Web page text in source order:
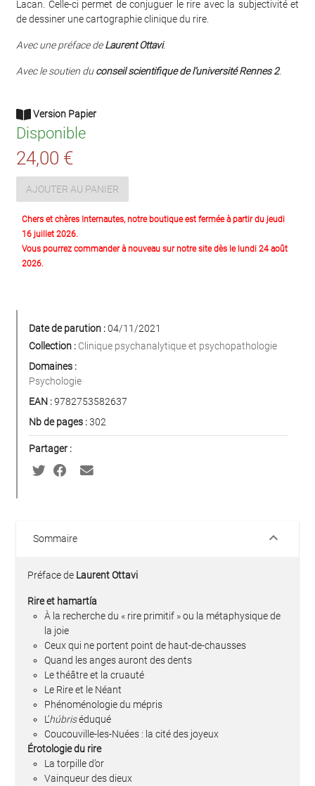
Lacan. Celle-ci permet de conjuguer le rire avec la subjectivité et
de dessiner une cartographie clinique du rire.
Avec une préface deLaurent Ottavi.
Avec le soutien duconseil scientifique de l’université Rennes 2.
Version Papier
Disponible
24,00 €
AJOUTER AU PANIER
Chers et chères Internautes, notre boutique est fermée à partir du jeudi
16 juillet 2026.
Vous pourrez commander à nouveau sur notre site dès le lundi 24 août
2026.
Date de parution :04/11/2021
Collection : Clinique psychanalytique et psychopathologie
Domaines :
Psychologie
EAN :9782753582637
Nb de pages :302
Partager :
Sommaire keyboard_arrow_down
Préface de Laurent Ottavi
Rire et hamartía
À la recherche du « rire primitif » ou la métaphysique de
la joie
Ceux qui ne portent point de haut-de-chausses
Quand les anges auront des dents
Le théâtre et la cruauté
Le Rire et le Néant
Phénoménologie du mépris
L’húbriséduqué
Coucouville-les-Nuées : la cité des joyeux
Érotologie du rire
La torpille d’or
Vainqueur des dieux